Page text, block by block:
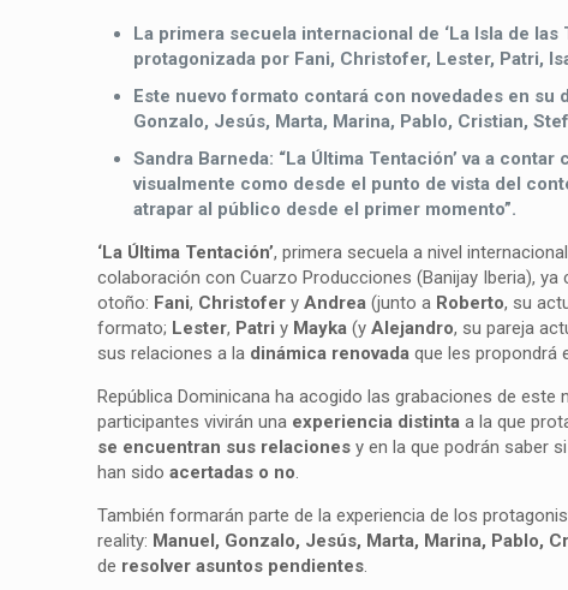
La primera secuela internacional de ‘La Isla de
protagonizada por Fani, Christofer, Lester, Patri,
Este nuevo formato contará con novedades en
Gonzalo, Jesús, Marta, Marina, Pablo, Cristian,
Sandra Barneda: “La Última Tentación’ va a
visualmente como desde el punto de vista del
atrapar al público desde el primer momento”.
‘La Última Tentación’, primera secuela a nivel
colaboración con Cuarzo Producciones (Banijay Iberia),
otoño: Fani, Christofer yAndrea (junto a Roberto, su
formato; Lester, Patri y Mayka (yAlejandro, su pareja
sus relaciones a la dinámica renovada que les propondrá
República Dominicana ha acogido las grabaciones de este
participantes vivirán una experiencia distinta a la que
se encuentran sus relaciones y en la que podrán saber
han sidoacertadas o no
También formarán parte de la experiencia de los
reality: Manuel, Gonzalo, Jesús, Marta, Marina, Pablo,
de resolver asuntos pendientes